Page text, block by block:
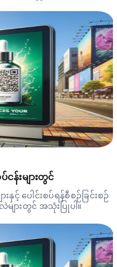
ငန်းများတွင်
နှင့် ပေါင်းစပ်ရန်စီစဉ်ခြင်းစဉ်
များတွင် အသုံးပြုပါ။